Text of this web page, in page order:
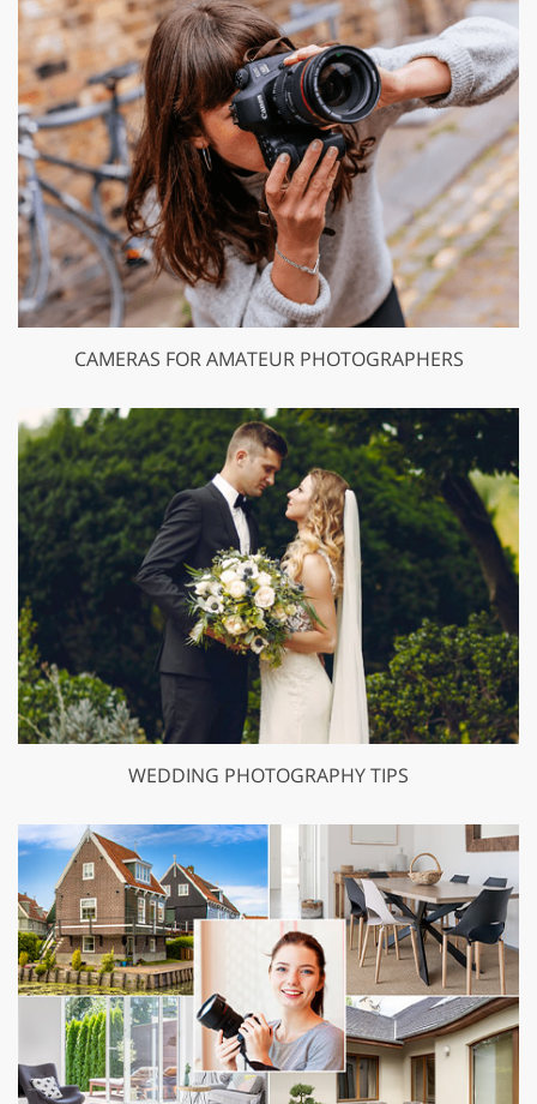
CAMERAS FOR AMATEUR PHOTOGRAPHERS
WEDDING PHOTOGRAPHY TIPS